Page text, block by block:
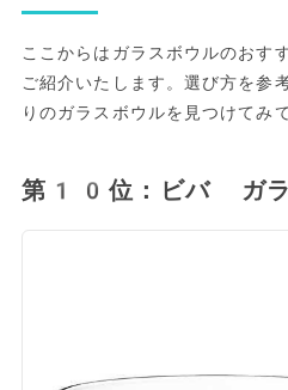
ここからはガラスボウルのおす
ご紹介いたします。選び方を参
りのガラスボウルを見つけてみ
第10位：ビバ ガラ